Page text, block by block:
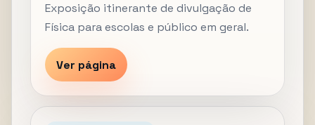
Exposição itinerante de divulgação de
Física para escolas e público em geral.
Ver página